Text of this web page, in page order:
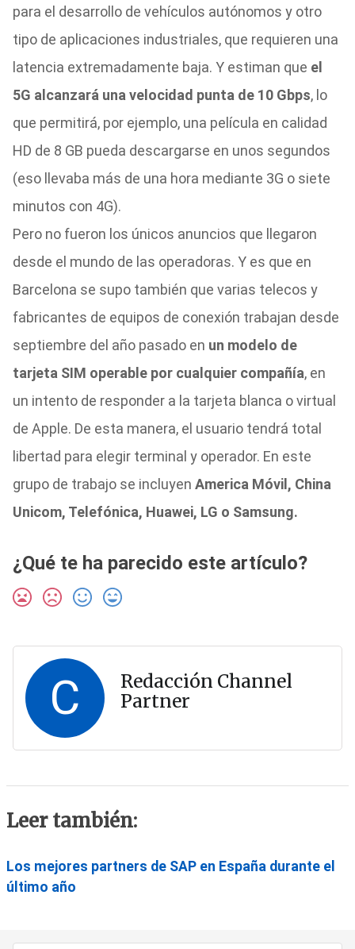
para el desarrollo de vehículos autónomos y otro
tipo de aplicaciones industriales, que requieren una
latencia extremadamente baja. Y estiman que el
5G alcanzará una velocidad punta de 10 Gbps, lo
que permitirá, por ejemplo, una película en calidad
HD de 8 GB pueda descargarse en unos segundos
(eso llevaba más de una hora mediante 3G o siete
minutos con 4G).
Pero no fueron los únicos anuncios que llegaron
desde el mundo de las operadoras. Y es que en
Barcelona se supo también que varias telecos y
fabricantes de equipos de conexión trabajan desde
septiembre del año pasado en un modelo de
tarjeta SIM operable por cualquier compañía, en
un intento de responder a la tarjeta blanca o virtual
de Apple. De esta manera, el usuario tendrá total
libertad para elegir terminal y operador. En este
grupo de trabajo se incluyen America Móvil, China
Unicom, Telefónica, Huawei, LG o Samsung.
¿Qué te ha parecido este artículo?
C
Redacción Channel
Partner
Leer también:
Los mejores partners de SAP en España durante el
último año